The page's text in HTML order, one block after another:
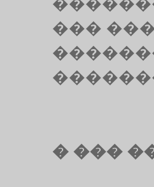
���
� ���